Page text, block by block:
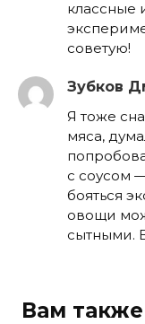
классные
советую!
Зубков
Я тоже
мяса,
с соусом
бояться
овощи
сытными.
Вам